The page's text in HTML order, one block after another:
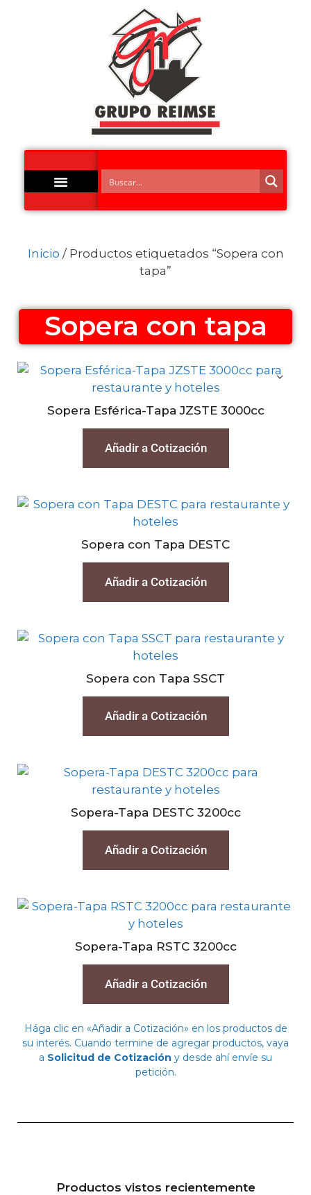
Inicio / Productos etiquetados “Sopera con
tapa”
Sopera con tapa
Sopera Esférica-Tapa JZSTE 3000cc
Añadir a Cotización
Sopera con Tapa DESTC
Añadir a Cotización
Sopera con Tapa SSCT
Añadir a Cotización
Sopera-Tapa DESTC 3200cc
Añadir a Cotización
Sopera-Tapa RSTC 3200cc
Añadir a Cotización
Hága clic en «Añadir a Cotización» en los productos de
su interés. Cuando termine de agregar productos, vaya
a Solicitud de Cotización y desde ahí envíe su
petición.
Productos vistos recientemente